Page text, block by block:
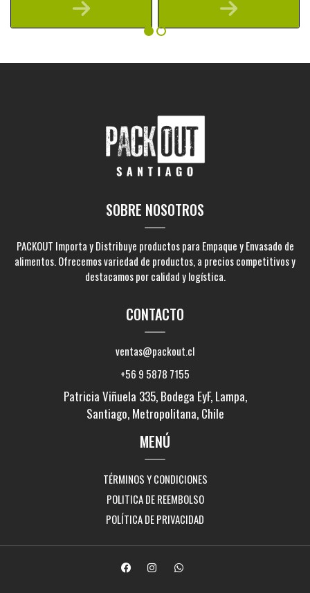
SOBRE NOSOTROS
PACKOUT Importa y Distribuye productos para Empaque y Envasado de
alimentos. Ofrecemos variedad de productos, a precios competitivos y
destacamos por calidad y logística.
CONTACTO
ventas@packout.cl
+56 9 5878 7155
Patricia Viñuela 335, Bodega EyF, Lampa,
Santiago, Metropolitana, Chile
MENÚ
TÉRMINOS Y CONDICIONES
POLITICA DE REEMBOLSO
POLÍTICA DE PRIVACIDAD